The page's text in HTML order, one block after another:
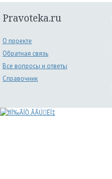
Pravoteka.ru
О проекте
Обратная связь
Все вопросы и ответы
Справочник